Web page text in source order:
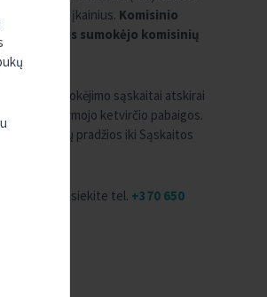
paslaugų įkainius. Komisinio
metais sumokėjo komisinių
turimai mokėjimo sąskaitai atskirai
metų pirmojo ketvirčio pabaigos.
metų pradžios iki Sąskaitos
metus, susisiekite tel. +370 650